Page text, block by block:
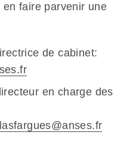
faire parvenir une
de cabinet:
en charge des